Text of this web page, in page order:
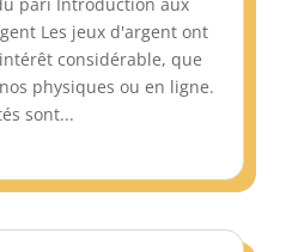
Les jeux d'argent ont
considérable, que
physiques ou en ligne.
sont...